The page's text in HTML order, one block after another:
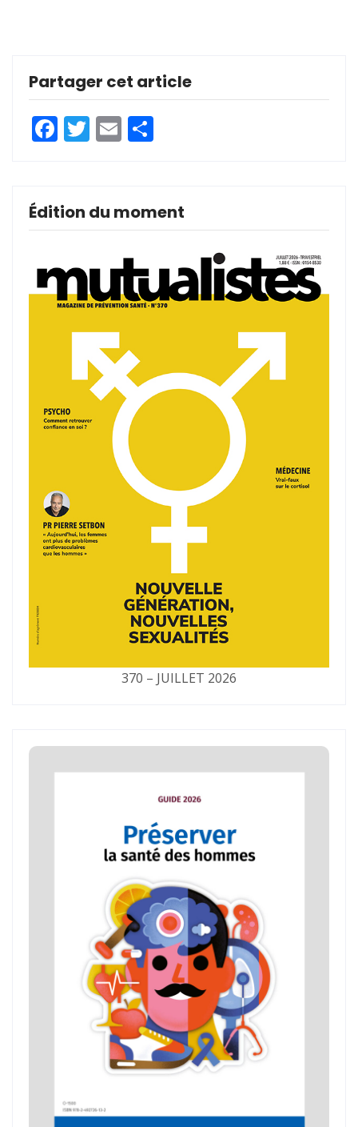
Partager cet article
Facebook
Twitter
Email
Édition du moment
370 – JUILLET 2026